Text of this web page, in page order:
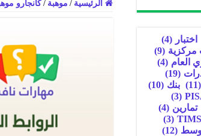
الرئيسية / موهبة / كانجارو
اختبار
(4)
مركزية (9)
العام (4)
(19)
(11) بنك (10)
(3)
تمارين (4)
(3)
(12)